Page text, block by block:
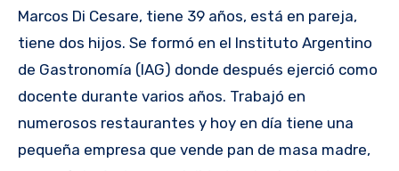
Marcos Di Cesare, tiene 39 años, está en pareja,
tiene dos hijos. Se formó en el Instituto Argentino
de Gastronomía (IAG) donde después ejerció como
docente durante varios años. Trabajó en
numerosos restaurantes y hoy en día tiene una
pequeña empresa que vende pan de masa madre,